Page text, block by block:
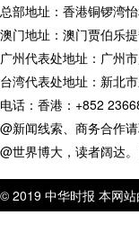
总部地址：香港铜锣湾
澳门地址：澳门贾伯乐
广州代表处地址：广州
台湾代表处地址：新北
电话：香港：+852
@新闻线索、商务合作
@世界博大，读者阔达
© 2019 中华时报 本网站